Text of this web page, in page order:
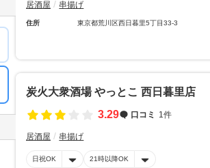
居酒屋 串揚げ
住所 東京都荒川区西日暮里5丁目33-3
炭火大衆酒場 やっとこ 西日暮里店
3.29
口コミ 1件
居酒屋 串揚げ
日祝OK 21時以降OK